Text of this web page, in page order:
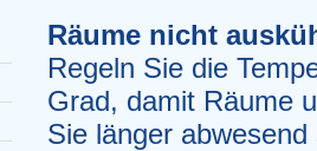
Räume nicht
Regeln Sie die
Grad, damit Räume
Sie länger